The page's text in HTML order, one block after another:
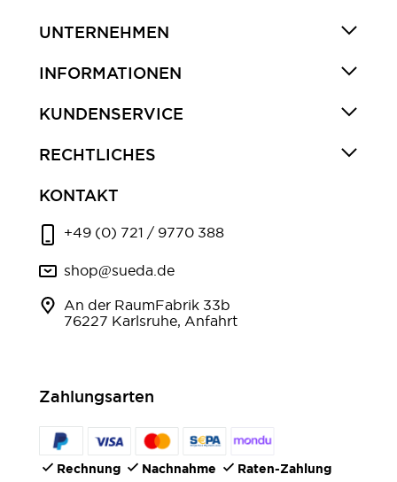
UNTERNEHMEN
INFORMATIONEN
KUNDENSERVICE
RECHTLICHES
KONTAKT
+49 (0) 721 / 9770 388
shop@sueda.de
An der RaumFabrik 33b
76227 Karlsruhe, Anfahrt
Zahlungsarten
Rechnung Nachnahme Raten-Zahlung